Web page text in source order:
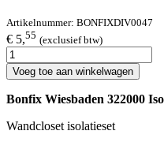
Artikelnummer: BONFIXDIV0047
€ 5,55 (exclusief btw)
Voeg toe aan winkelwagen
Bonfix Wiesbaden 322000
Wandcloset isolatieset